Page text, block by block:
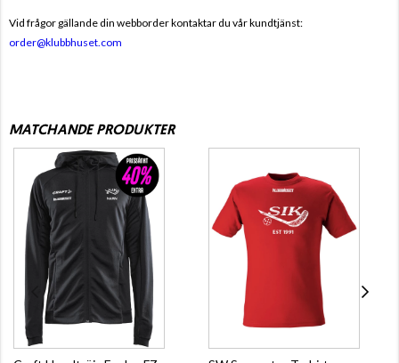
Vid frågor gällande din webborder kontaktar du vår kundtjänst:
order@klubbhuset.com
MATCHANDE PRODUKTER